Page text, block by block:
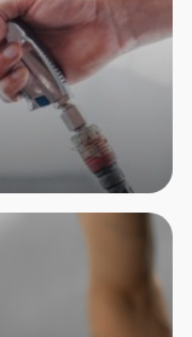
работы с
стекол,
умеем и
кузовного
Вам